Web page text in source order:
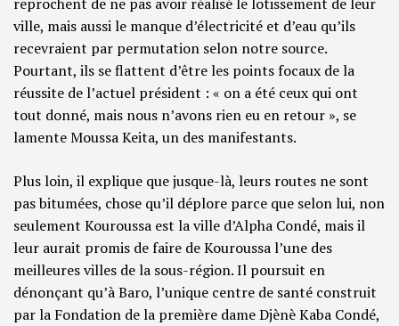
ville, mais aussi le manque d’électricité et d’eau qu’ils
recevraient par permutation selon notre source.
Pourtant, ils se flattent d’être les points focaux de la
réussite de l’actuel président : « on a été ceux qui ont
tout donné, mais nous n’avons rien eu en retour », se
lamente Moussa Keita, un des manifestants.
Plus loin, il explique que jusque-là, leurs routes ne sont
pas bitumées, chose qu’il déplore parce que selon lui, non
seulement Kouroussa est la ville d’Alpha Condé, mais il
leur aurait promis de faire de Kouroussa l’une des
meilleures villes de la sous-région. Il poursuit en
dénonçant qu’à Baro, l’unique centre de santé construit
par la Fondation de la première dame Djènè Kaba Condé,